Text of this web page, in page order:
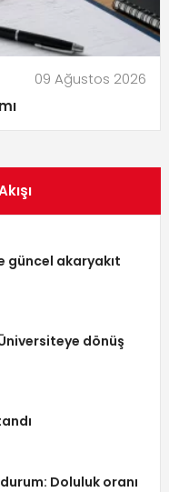
09 Ağustos 2026
güncel akaryakıt
dönüş
Doluluk oranı